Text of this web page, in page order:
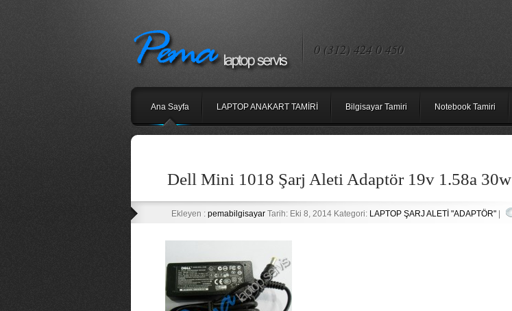
0 (312) 424 0 450
Ana Sayfa LAPTOP ANAKART TAMİRİ Bilgisayar Tamiri Notebook Tamiri
Dell Mini 1018 Şarj Aleti Adaptör 19v 1.58a 30w
Ekleyen : pemabilgisayarTarih: Eki 8, 2014 Kategori: LAPTOP ŞARJ ALETİ "ADAPTÖR"|